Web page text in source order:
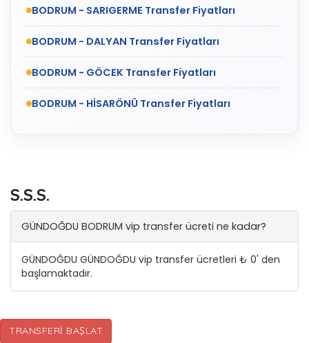
BODRUM - SARIGERME Transfer Fiyatları
BODRUM - DALYAN Transfer Fiyatları
BODRUM - GÖCEK Transfer Fiyatları
BODRUM - HİSARÖNÜ Transfer Fiyatları
S.S.S.
GÜNDOĞDU BODRUM vip transfer ücreti ne kadar?
GÜNDOĞDU GÜNDOĞDU vip transfer ücretleri ₺ 0' den
başlamaktadır.
TRANSFERI BAŞLAT